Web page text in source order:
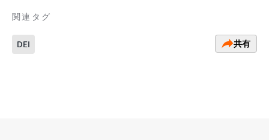
関連タグ
DEI 共有